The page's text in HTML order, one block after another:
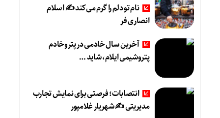
نام تو دلم را گرم می‌کند ✍️ اسلام
انصاری فر
آخرین سال خادمی در پتروخادم
پتروشیمی ایلام، شاید …
انتصابات؛ فرصتی برای نمایش تجارب
مدیریتی ✍ شهریار غلامپور